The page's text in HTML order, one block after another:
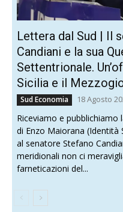
Lettera dal Sud | Il
Candiani e la sua
Settentrionale.
Sicilia e il
Sud Economia 18 Agosto
Riceviamo e pubblichiamo
di Enzo Maiorana (Identità
al senatore Stefano Candiani. Noi
meridionali non ci
farneticazioni del...